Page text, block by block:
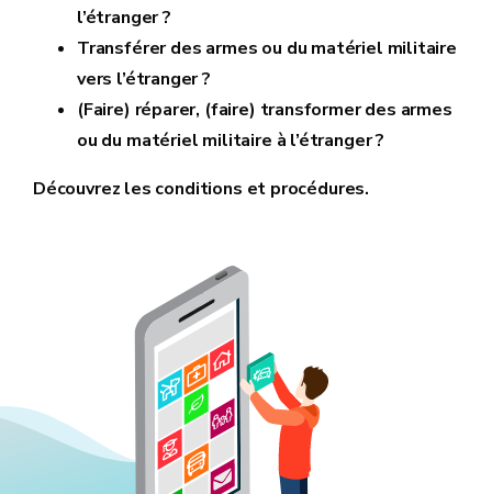
l’étranger ?
Transférer des armes ou du matériel militaire
vers l’étranger ?
(Faire) réparer, (faire) transformer des armes
ou du matériel militaire à l’étranger ?
Découvrez les conditions et procédures.